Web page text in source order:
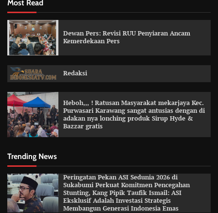
Most Read
Dewan Pers: Revisi RUU Penyiaran Ancam
Kemerdekaan Pers
Redaksi
Heboh,,, ! Ratusan Masyarakat mekarjaya Kec.
Purwasari Karawang sangat antusias dengan di
adakan nya lonching produk Sirup Hyde &
Bazzar gratis
Trending News
Peringatan Pekan ASI Sedunia 2026 di
Sukabumi Perkuat Komitmen Pencegahan
Stunting, Kang Pipik Taufik Ismail: ASI
Eksklusif Adalah Investasi Strategis
Membangun Generasi Indonesia Emas